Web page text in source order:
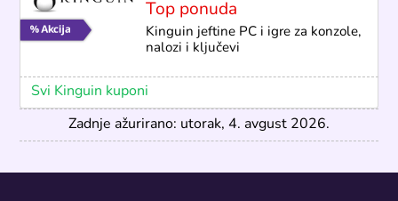
Top ponuda
Kinguin jeftine PC i igre za konzole,
nalozi i ključevi
Svi Kinguin kuponi
Zadnje ažurirano: utorak, 4. avgust 2026.